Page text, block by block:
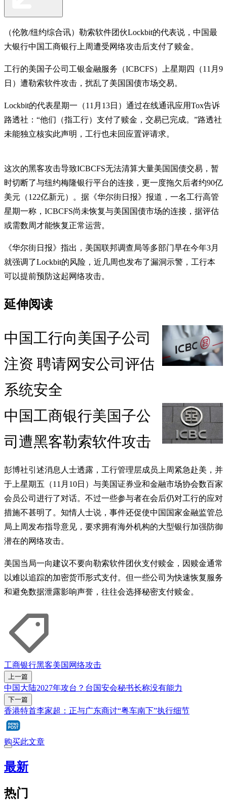
（伦敦/纽约综合讯）勒索软件团伙Lockbit的代表说，中国最
大银行中国工商银行上周遭受网络攻击后支付了赎金。
工行的美国子公司工银金融服务（ICBCFS）上星期四（11月9
日）遭勒索软件攻击，扰乱了美国国债市场交易。
Lockbit的代表星期一（11月13日）通过在线通讯应用Tox告诉
路透社：“他们（指工行）支付了赎金，交易已完成。”路透社
未能独立核实此声明，工行也未回应置评请求。
这次的黑客攻击导致ICBCFS无法清算大量美国国债交易，暂
时切断了与纽约梅隆银行平台的连接，更一度拖欠后者约90亿
美元（122亿新元）。据《华尔街日报》报道，一名工行高管
星期一称，ICBCFS尚未恢复与美国国债市场的连接，据评估
或需数周才能恢复正常运营。
《华尔街日报》指出，美国联邦调查局等多部门早在今年3月
就强调了Lockbit的风险，近几周也发布了漏洞示警，工行本
可以提前预防这起网络攻击。
延伸阅读
中国工行向美国子公司
注资 聘请网安公司评估
系统安全
中国工商银行美国子公
司遭黑客勒索软件攻击
彭博社引述消息人士透露，工行管理层成员上周紧急赴美，并
于上星期五（11月10日）与美国证券业和金融市场协会数百家
会员公司进行了对话。不过一些参与者在会后仍对工行的应对
措施不甚明了。知情人士说，事件还促使中国国家金融监管总
局上周发布指导意见，要求拥有海外机构的大型银行加强防御
潜在的网络攻击。
美国当局一向建议不要向勒索软件团伙支付赎金，因赎金通常
以难以追踪的加密货币形式支付。但一些公司为快速恢复服务
和避免数据泄露影响声誉，往往会选择秘密支付赎金。
工商银行黑客美国 网络攻击
上一篇
中国大陆2027年攻台？台国安会秘书长称没有能力
下一篇
香港特首李家超：正与广东商讨“粤车南下”执行细节
购买此文章
最新
热门